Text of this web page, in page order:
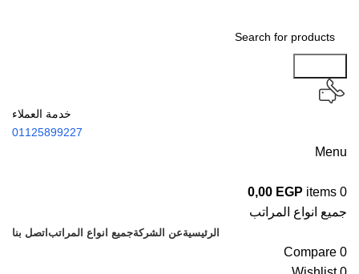
خدمة العملاء
01125899227
Menu
0
items
0,00 EGP
جميع انواع المراتب
الرئيسيةعن الشركةجميع انواع المراتب اتصل بنا
0
Compare